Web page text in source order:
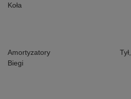
Koła
Amortyzatory
Tył,
Biegi